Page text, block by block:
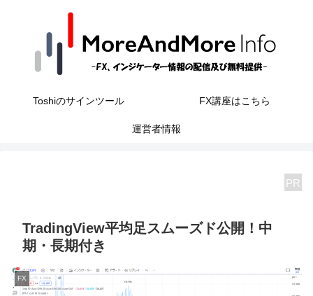
Toshiのサインツール FX講座はこちら
運営者情報
PR
TradingView平均足スムーズド公開！中
期・長期付き
FX